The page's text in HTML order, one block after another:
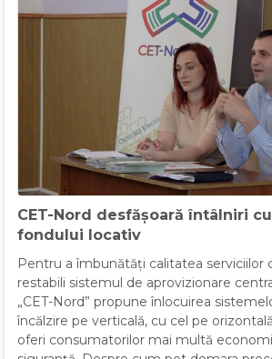
CET-Nord desfășoară întâlniri
fondului locativ
Pentru a îmbunătăți calitatea serviciilor
restabili sistemul de aprovizionare
„CET-Nord” propune înlocuirea
încălzire pe verticală, cu cel pe
oferi consumatorilor mai multă